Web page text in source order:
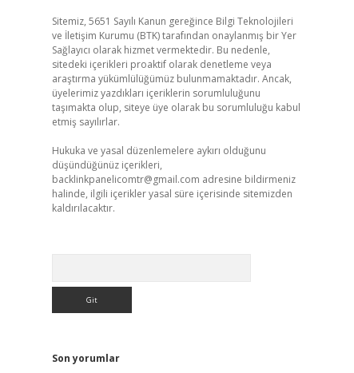
Sitemiz, 5651 Sayılı Kanun gereğince Bilgi Teknolojileri
ve İletişim Kurumu (BTK) tarafından onaylanmış bir Yer
Sağlayıcı olarak hizmet vermektedir. Bu nedenle,
sitedeki içerikleri proaktif olarak denetleme veya
araştırma yükümlülüğümüz bulunmamaktadır. Ancak,
üyelerimiz yazdıkları içeriklerin sorumluluğunu
taşımakta olup, siteye üye olarak bu sorumluluğu kabul
etmiş sayılırlar.
Hukuka ve yasal düzenlemelere aykırı olduğunu
düşündüğünüz içerikleri,
backlinkpanelicomtr@gmail.com adresine bildirmeniz
halinde, ilgili içerikler yasal süre içerisinde sitemizden
kaldırılacaktır.
Son yorumlar